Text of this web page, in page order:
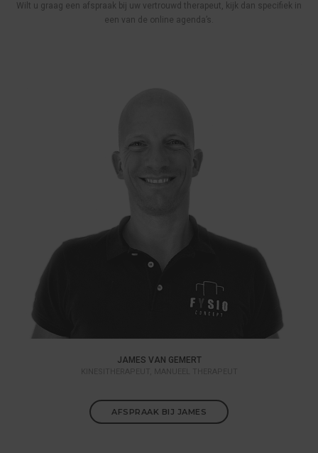
Wilt u graag een afspraak bij uw vertrouwd therapeut, kijk dan specifiek in
een van de online agenda’s.
JAMES VAN GEMERT
AFSPRAAK BIJ JAMES